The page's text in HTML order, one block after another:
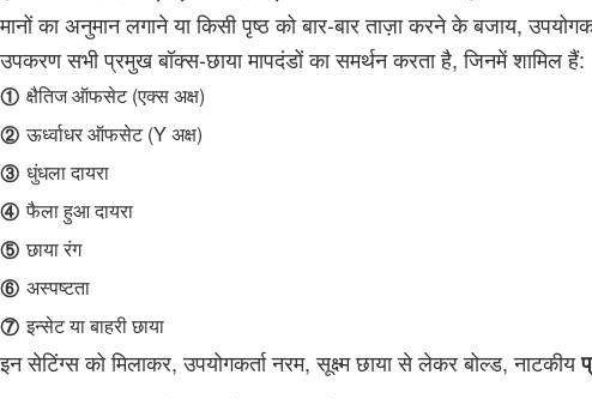
मानों का अनुमान लगाने या किसी पृष्ठ को बार-बार ताज़ा करने के बजाय,
उपकरण सभी प्रमुख बॉक्स-छाया मापदंडों का समर्थन करता है, जिनमें शामिल हैं:
① क्षैतिज ऑफसेट (एक्स अक्ष)
② ऊर्ध्वाधर ऑफसेट (Y अक्ष)
③ धुंधला दायरा
④ फैला हुआ दायरा
⑤ छाया रंग
⑥ अस्पष्टता
⑦ इन्सेट या बाहरी छाया
इन सेटिंग्स को मिलाकर, उपयोगकर्ता नरम, सूक्ष्म छाया से लेकर बोल्ड, नाटकीय